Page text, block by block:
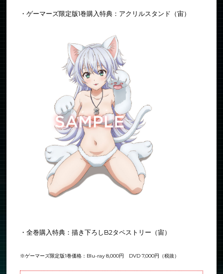
・ゲーマーズ限定版1巻購入特典：アクリルスタンド（宙）
・全巻購入特典：描き下ろしB2タペストリー（宙）
※ゲーマーズ限定版1巻価格：Blu-ray 8,000円 DVD 7,000円（税抜）